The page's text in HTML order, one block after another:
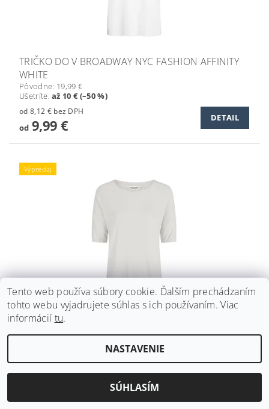
TRIČKO DO V BROADWAY NYC FASHION AFFINITY
WHITE
Pôvodne: 19,99 €
Ušetríte:až 10 € (–50 %)
od 8,12 € bez DPH
od9,99 € DETAIL
Výpredaj
PULÓVER BROADWAY NYC FASHION WHITE
Pôvodne:39,99 €
Ušetríte:až 34 € (–85 %)
od5,99 €
Tento web používa súbory cookie. Ďalším prechádzaním
tohto webu vyjadrujete súhlas s ich používaním. Viac
informácií tu.
NASTAVENIE
SÚHLASÍM